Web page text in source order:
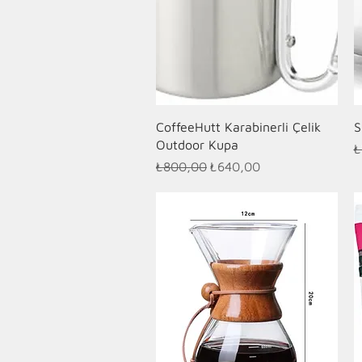
Hızlı Bakış
CoffeeHutt Karabinerli Çelik
Outdoor Kupa
Normal Fiyat
₺800,00 İndirimli Fiyat
₺640,00